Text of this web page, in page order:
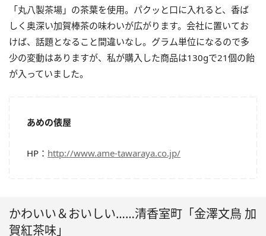
「丸八製茶場」の茶葉を使用。パクッと口に入れると、香ば
しく奥深い加賀棒茶の味わいが広がります。会社に置いてお
けば、話題となること間違いなし。グラム単位になるので多
少の変動はありますが、私が購入した商品は130gで21個の飴
が入っていました。
あめの俵屋
HP： http://www.ame-tawaraya.co.jp/
かわいい＆おいしい……清香室町「金澤文鳥 加
賀紅茶味」